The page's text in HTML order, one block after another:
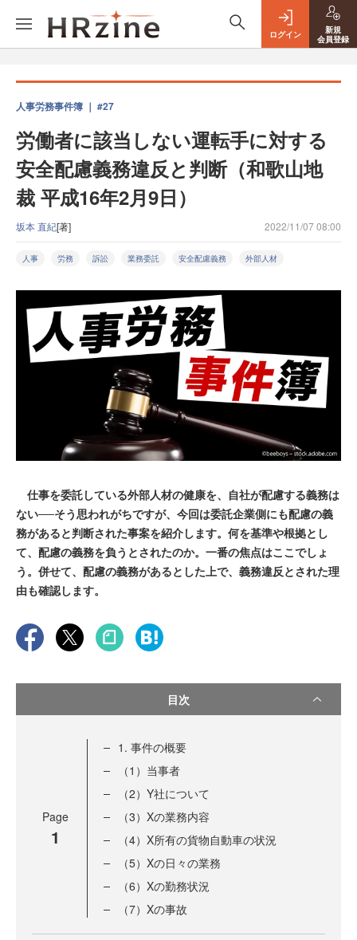
ログイン
新規
会員登録
人事労務事件簿 ｜ #27
労働者に該当しない運転手に対する
安全配慮義務違反と判断（和歌山地
裁 平成16年2月9日）
坂本 直紀[著] 2022/11/07 08:00
人事 労務 訴訟 業務委託 安全配慮義務 外部人材
仕事を委託している外部人材の健康を、自社が配慮する義務は
ない──そう思われがちですが、今回は委託企業側にも配慮の義
務があると判断された事案を紹介します。何を基準や根拠とし
て、配慮の義務を負うとされたのか。一番の焦点はここでしょ
う。併せて、配慮の義務があるとした上で、義務違反とされた理
由も確認します。
目次
Page
1
1. 事件の概要
（1）当事者
（2）Y社について
（3）Xの業務内容
（4）X所有の貨物自動車の状況
（5）Xの日々の業務
（6）Xの勤務状況
（7）Xの事故